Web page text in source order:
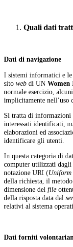
Quali dati
Dati di navigazione
I sistemi informatici e le
sito web di UN Women
normale esercizio,
implicitamente nell’uso
Si tratta di informazioni
interessati identificati,
elaborazioni ed
identificare gli utenti.
In questa categoria di
computer utilizzati
notazione URI (Uniform
della richiesta, il
dimensione del file
della risposta data dal
relativi al sistema
Dati forniti